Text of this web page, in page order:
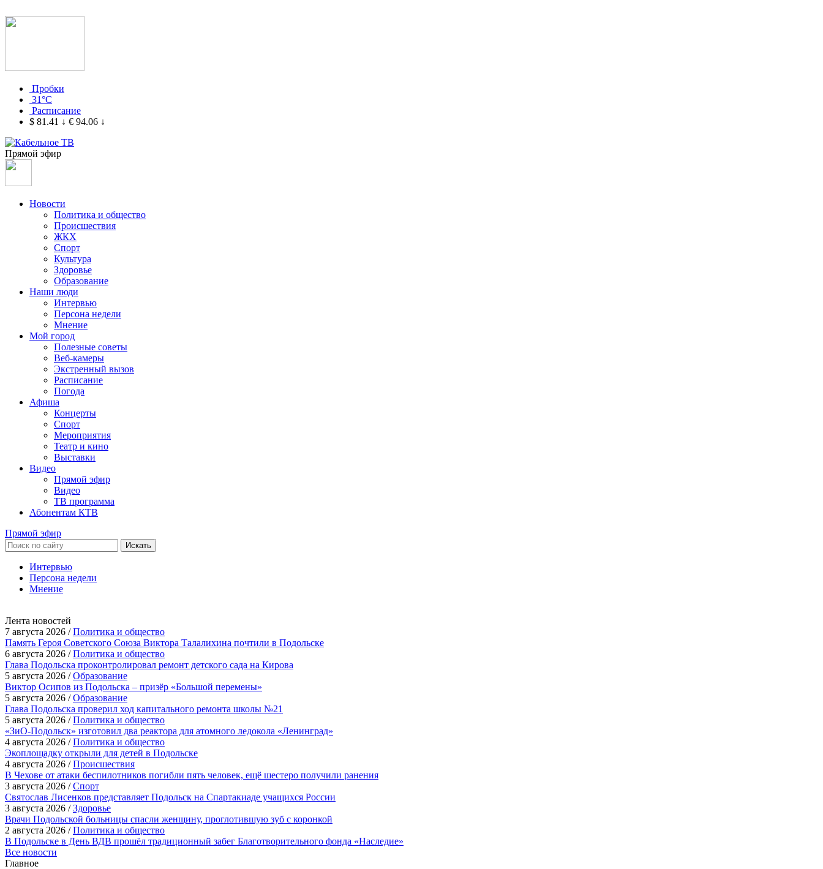
Пробки
31°C
Расписание
$ 81.41 ↓ € 94.06 ↓
Прямой эфир
Новости
Политика и общество
Происшествия
ЖКХ
Спорт
Культура
Здоровье
Образование
Наши люди
Интервью
Персона недели
Мнение
Мой город
Полезные советы
Веб-камеры
Экстренный вызов
Расписание
Погода
Афиша
Концерты
Спорт
Мероприятия
Театр и кино
Выставки
Видео
Прямой эфир
Видео
ТВ программа
Абонентам КТВ
Прямой эфир
Искать
Интервью
Персона недели
Мнение
Лента новостей
7 августа 2026 /Политика и общество
Память Героя Советского Союза Виктора Талалихина почтили в Подольске
6 августа 2026 /Политика и общество
Глава Подольска проконтролировал ремонт детского сада на Кирова
5 августа 2026 /Образование
Виктор Осипов из Подольска – призёр «Большой перемены»
5 августа 2026 /Образование
Глава Подольска проверил ход капитального ремонта школы №21
5 августа 2026 /Политика и общество
«ЗиО-Подольск» изготовил два реактора для атомного ледокола «Ленинград»
4 августа 2026 /Политика и общество
Экоплощадку открыли для детей в Подольске
4 августа 2026 /Происшествия
В Чехове от атаки беспилотников погибли пять человек, ещё шестеро получили ранения
3 августа 2026 /Спорт
Святослав Лисенков представляет Подольск на Спартакиаде учащихся России
3 августа 2026 /Здоровье
Врачи Подольской больницы спасли женщину, проглотившую зуб с коронкой
2 августа 2026 /Политика и общество
В Подольске в День ВДВ прошёл традиционный забег Благотворительного фонда «Наследие»
Все новости
Главное